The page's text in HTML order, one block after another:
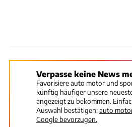
Verpasse keine News
Favorisiere auto motor und
künftig häufiger unsere
angezeigt zu bekommen.
Auswahl bestätigen:auto
Google bevorzugen.